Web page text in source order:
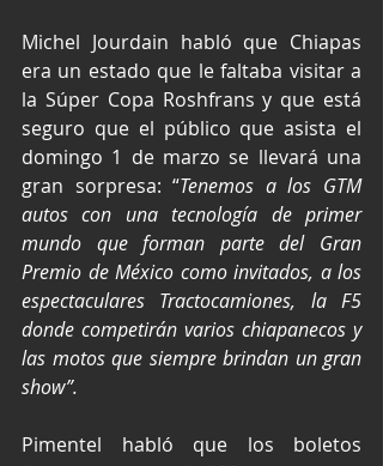
Michel Jourdain habló que Chiapas
era un estado que le faltaba visitar a
la Súper Copa Roshfrans y que está
seguro que el público que asista el
domingo 1 de marzo se llevará una
gran sorpresa: “Tenemos a los GTM
autos con una tecnología de primer
mundo que forman parte del Gran
Premio de México como invitados, a los
espectaculares Tractocamiones, la F5
donde competirán varios chiapanecos y
las motos que siempre brindan un gran
show”.
Pimentel habló que los boletos